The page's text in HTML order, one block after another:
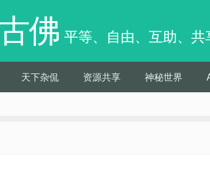
佛 平等、自由、互助、共
天下杂侃 资源共享 神秘世界